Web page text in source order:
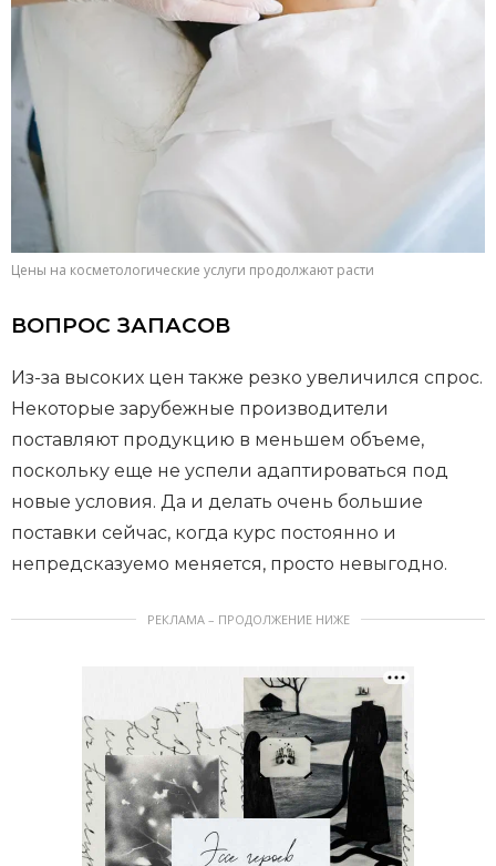
Цены на косметологические услуги продолжают расти
ВОПРОС ЗАПАСОВ
Из-за высоких цен также резко увеличился спрос.
Некоторые зарубежные производители
поставляют продукцию в меньшем объеме,
поскольку еще не успели адаптироваться под
новые условия. Да и делать очень большие
поставки сейчас, когда курс постоянно и
непредсказуемо меняется, просто невыгодно.
РЕКЛАМА – ПРОДОЛЖЕНИЕ НИЖЕ